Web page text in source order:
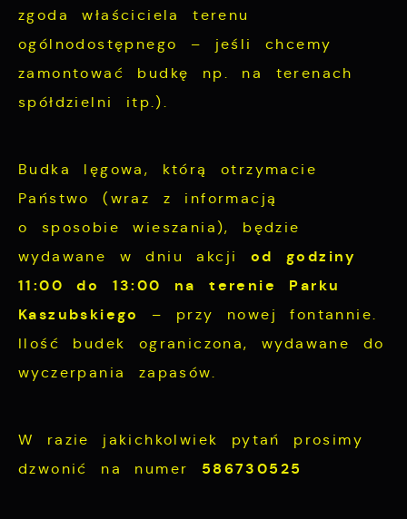
zgoda właściciela terenu
ogólnodostępnego – jeśli chcemy
zamontować budkę np. na terenach
spółdzielni itp.).
Budka lęgowa, którą otrzymacie
Państwo (wraz z informacją
o sposobie wieszania), będzie
wydawane w dniu akcji od godziny
11:00 do 13:00 na terenie Parku
Kaszubskiego
– przy nowej fontannie.
Ilość budek ograniczona, wydawane do
wyczerpania zapasów.
W razie jakichkolwiek pytań prosimy
dzwonić na numer
586730525
pośredników prezentujących nasze treści w
postaci wiadomości, ofert, komunikatów
mediów społecznościowych.